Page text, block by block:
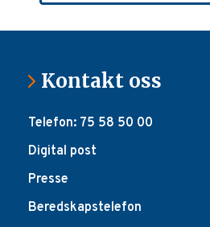
Kontakt oss
Telefon: 75 58 50 00
Digital post
Presse
Beredskapstelefon